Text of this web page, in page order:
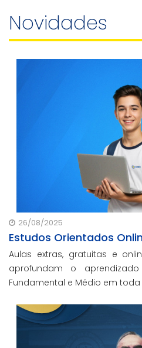
Novidades
26/08/2025
Estudos Orientados
Aulas extras, gratuitas e
aprofundam o
Fundamental e Médio em toda